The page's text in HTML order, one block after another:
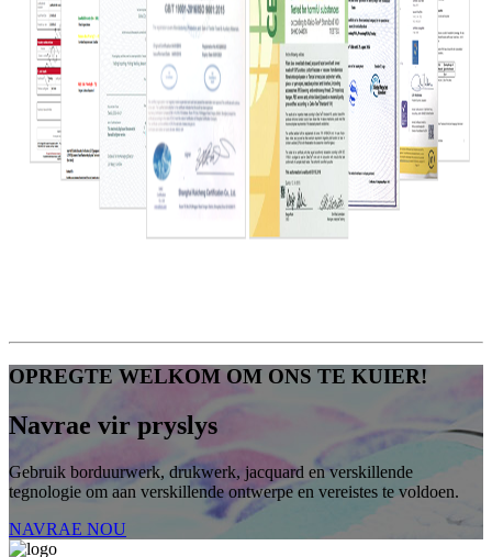
OPREGTE WELKOM OM ONS TE KUIER!
Navrae vir pryslys
Gebruik borduurwerk, drukwerk, jacquard en verskillende
tegnologie om aan verskillende ontwerpe en vereistes te voldoen.
NAVRAE NOU